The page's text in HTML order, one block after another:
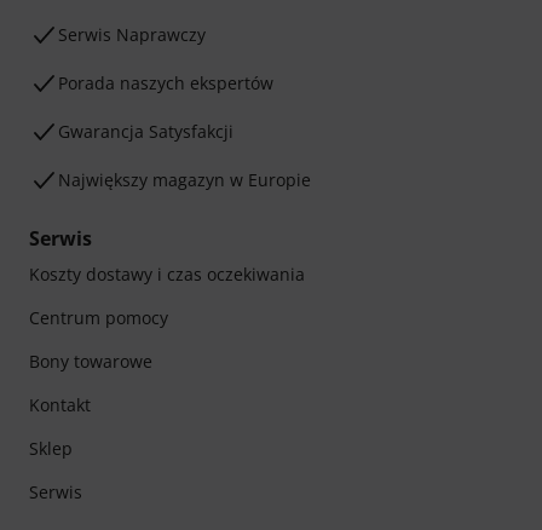
Serwis Naprawczy
Porada naszych ekspertów
Gwarancja Satysfakcji
Największy magazyn w Europie
Serwis
Koszty dostawy i czas oczekiwania
Centrum pomocy
Bony towarowe
Kontakt
Sklep
Serwis